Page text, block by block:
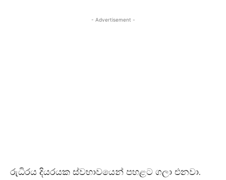
- Advertisement -
රුධිරය දියරයක ස්වභාවයෙන් පහළට ගලා එනවා.